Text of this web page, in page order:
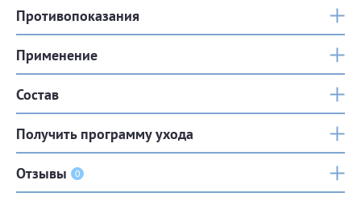
Противопоказания
Применение
Состав
Получить программу ухода
Отзывы 0